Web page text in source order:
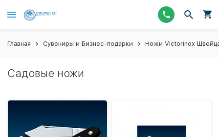
Главная Сувениры и Бизнес-подарки Ножи Victorinox
Садовые ножи